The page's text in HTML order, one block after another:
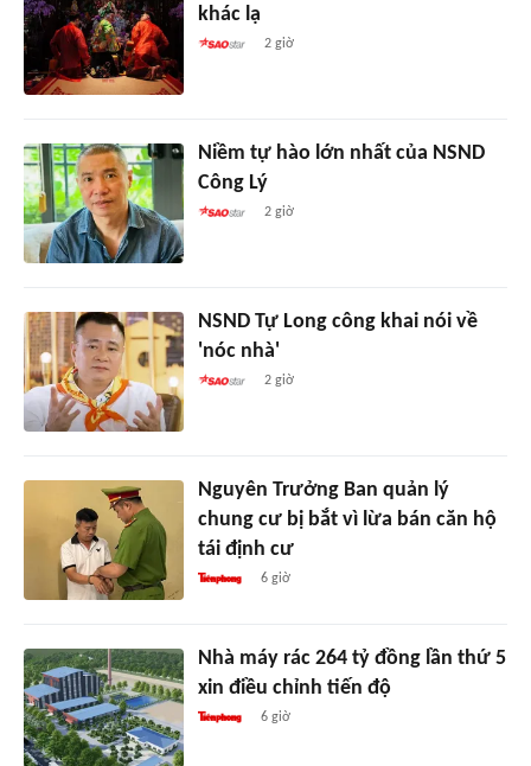
khác lạ
2 giờ
Niềm tự hào lớn nhất của NSND
Công Lý
2 giờ
NSND Tự Long công khai nói về
'nóc nhà'
2 giờ
Nguyên Trưởng Ban quản lý
chung cư bị bắt vì lừa bán căn hộ
tái định cư
6 giờ
Nhà máy rác 264 tỷ đồng lần thứ 5
xin điều chỉnh tiến độ
6 giờ